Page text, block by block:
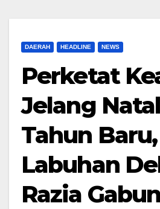
DAERAH HEADLINE NEWS
Perketat
Jelang
Tahun
Labuhan
Razia